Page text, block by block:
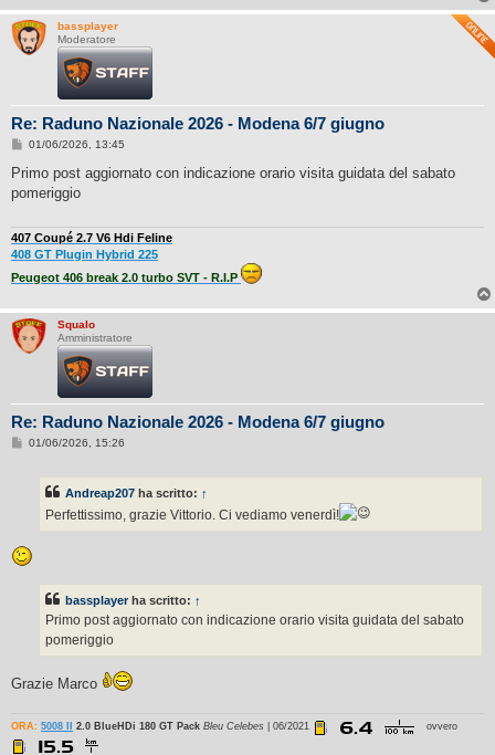
bassplayer
Moderatore
Re: Raduno Nazionale 2026 - Modena 6/7 giugno
M
s
a
i
o
01/06/2026, 13:45
Primo post aggiornato con indicazione orario visita guidata del sabato
pomeriggio
407 Coupé 2.7 V6 Hdi Feline
408 GT Plugin Hybrid 225
Peugeot 406 break 2.0 turbo SVT - R.I.P
Squalo
Amministratore
Re: Raduno Nazionale 2026 - Modena 6/7 giugno
M
o
01/06/2026, 15:26
Andreap207 ha scritto: ↑
Perfettissimo, grazie Vittorio. Ci vediamo venerdì!
bassplayerha scritto: ↑
Primo post aggiornato con indicazione orario visita guidata del sabato
pomeriggio
Grazie Marco
ORA: 5008 II 2.0 BlueHDi 180 GT Pack Bleu Celebes | 06/2021 ovvero